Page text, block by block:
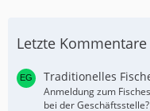
Letzte Kommentare
Traditionelles
Anmeldung zum
bei der